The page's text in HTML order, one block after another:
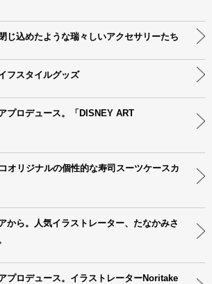
じ込めたような瑞々しいアクセサリーたち
フスタイルグッズ
プロデュース。「DISNEY ART
オリジナルの個性的な寿司スーツケースカ
から。人気イラストレーター、たなかみさ
プロデュース。イラストレーターNoritake